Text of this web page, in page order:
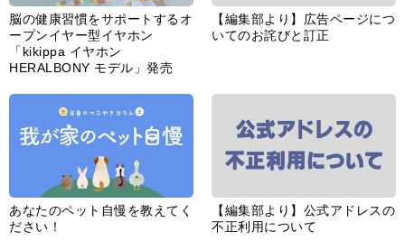
脳の健康習慣をサポートするオ
ープンイヤー型イヤホン
「kikippa イヤホン
HERALBONY モデル」発売
【編集部より】広告ページにつ
いてのお詫びと訂正
あなたのペット自慢を教えてく
ださい！
【編集部より】公式アドレスの
不正利用について